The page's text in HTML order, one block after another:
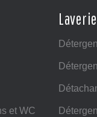
et WC
Laverie